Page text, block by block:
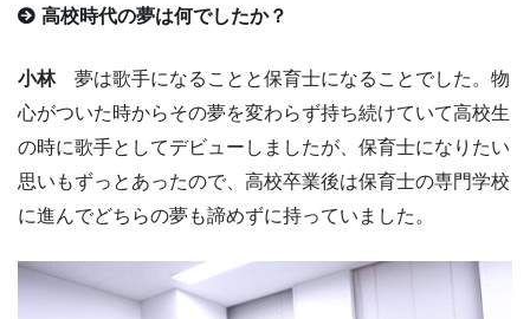
高校時代の夢は何でしたか？
小林夢は歌手になることと保育士になることでした。物
心がついた時からその夢を変わらず持ち続けていて高校生
の時に歌手としてデビューしましたが、保育士になりたい
思いもずっとあったので、高校卒業後は保育士の専門学校
に進んでどちらの夢も諦めずに持っていました。